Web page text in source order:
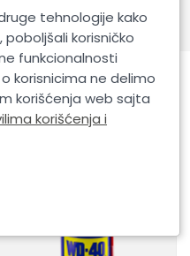
tehnologije kako
korisničko
funkcionalnosti
korisnicima ne delimo
korišćenja web sajta
korišćenja i